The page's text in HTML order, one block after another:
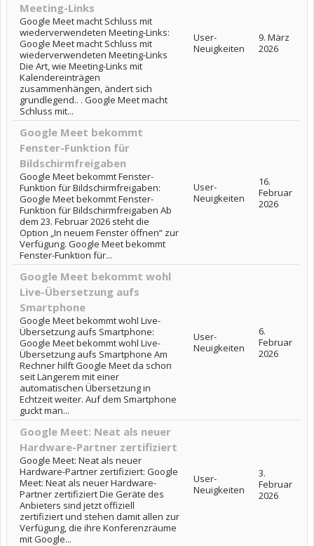
Meeting-Links
Google Meet macht Schluss mit
wiederverwendeten Meeting-Links:
Google Meet macht Schluss mit
wiederverwendeten Meeting-Links
Die Art, wie Meeting-Links mit
Kalendereinträgen
zusammenhängen, ändert sich
grundlegend.. . Google Meet macht
Schluss mit...
User-
Neuigkeiten
9. März
2026
Google Meet bekommt
Fenster-Funktion für
Bildschirmfreigaben
Google Meet bekommt Fenster-
Funktion für Bildschirmfreigaben:
Google Meet bekommt Fenster-
Funktion für Bildschirmfreigaben Ab
dem 23. Februar 2026 steht die
Option „In neuem Fenster öffnen“ zur
Verfügung. Google Meet bekommt
Fenster-Funktion für...
User-
Neuigkeiten
16.
Februar
2026
Google Meet bekommt wohl
Live-Übersetzung aufs
Smartphone
Google Meet bekommt wohl Live-
Übersetzung aufs Smartphone:
Google Meet bekommt wohl Live-
Übersetzung aufs Smartphone Am
Rechner hilft Google Meet da schon
seit Längerem mit einer
automatischen Übersetzung in
Echtzeit weiter. Auf dem Smartphone
guckt man...
User-
Neuigkeiten
6.
Februar
2026
Google Meet: Neat als neuer
Hardware-Partner zertifiziert
Google Meet: Neat als neuer
Hardware-Partner zertifiziert: Google
Meet: Neat als neuer Hardware-
Partner zertifiziert Die Geräte des
Anbieters sind jetzt offiziell
zertifiziert und stehen damit allen zur
Verfügung, die ihre Konferenzräume
mit Google...
User-
Neuigkeiten
3.
Februar
2026